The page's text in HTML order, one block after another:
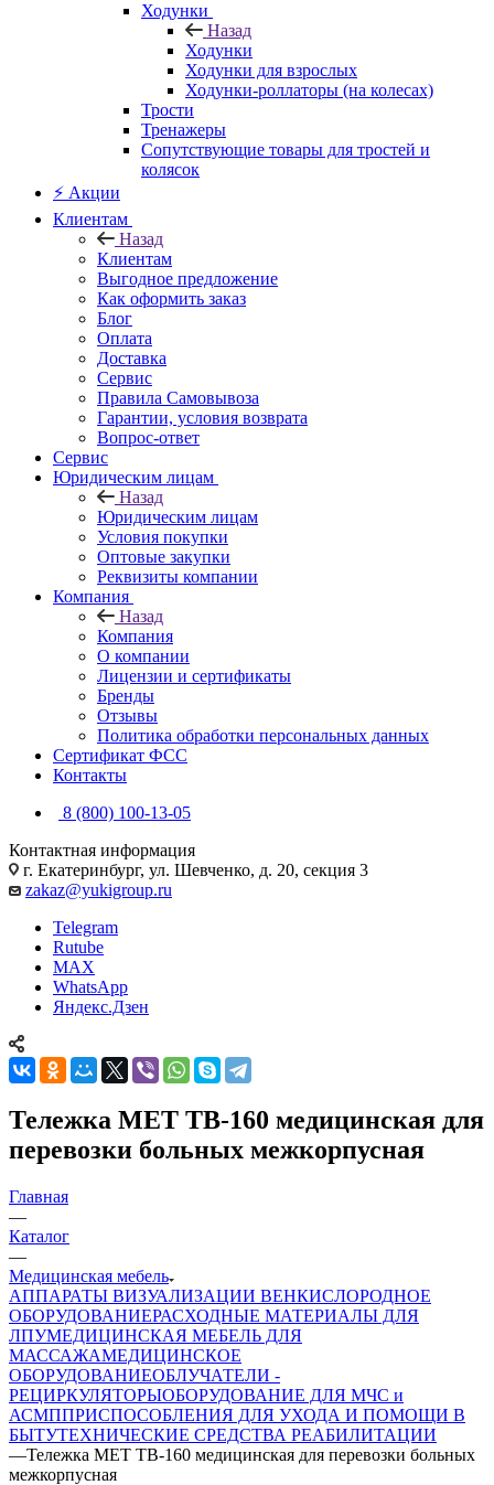
Ходунки
Назад
Ходунки
Ходунки для взрослых
Ходунки-роллаторы (на колесах)
Трости
Тренажеры
Сопутствующие товары для тростей и
колясок
⚡ Акции
Клиентам
Назад
Клиентам
Выгодное предложение
Как оформить заказ
Блог
Оплата
Доставка
Сервис
Правила Самовывоза
Гарантии, условия возврата
Вопрос-ответ
Сервис
Юридическим лицам
Назад
Юридическим лицам
Условия покупки
Оптовые закупки
Реквизиты компании
Компания
Назад
Компания
О компании
Лицензии и сертификаты
Бренды
Отзывы
Политика обработки персональных данных
Сертификат ФСС
Контакты
8 (800) 100-13-05
Контактная информация
г. Екатеринбург, ул. Шевченко, д. 20, секция 3
zakaz@yukigroup.ru
Telegram
Rutube
MAX
WhatsApp
Яндекс.Дзен
Тележка МЕТ ТВ-160 медицинская для
перевозки больных межкорпусная
Главная
—
Каталог
—
Медицинская мебель
АППАРАТЫ ВИЗУАЛИЗАЦИИ ВЕНКИСЛОРОДНОЕ
ОБОРУДОВАНИЕРАСХОДНЫЕ МАТЕРИАЛЫ ДЛЯ
ЛПУМЕДИЦИНСКАЯ МЕБЕЛЬ ДЛЯ
МАССАЖАМЕДИЦИНСКОЕ
ОБОРУДОВАНИЕОБЛУЧАТЕЛИ -
РЕЦИРКУЛЯТОРЫОБОРУДОВАНИЕ ДЛЯ МЧС и
АСМППРИСПОСОБЛЕНИЯ ДЛЯ УХОДА И ПОМОЩИ В
БЫТУТЕХНИЧЕСКИЕ СРЕДСТВА РЕАБИЛИТАЦИИ
—Тележка МЕТ ТВ-160 медицинская для перевозки больных
межкорпусная